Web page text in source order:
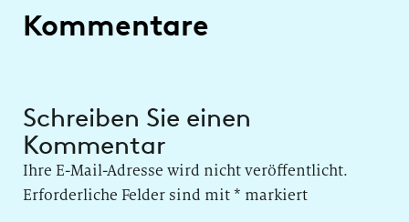
Kommentare
Schreiben Sie einen
Kommentar
Ihre E-Mail-Adresse wird nicht veröffentlicht.
Erforderliche Felder sind mit* markiert